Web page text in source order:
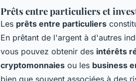
Prêts entre particuliers et
Les prêts entre particuliers
En prêtant de l'argent à d'autres
vous pouvez obtenir des intérêts
cryptomonnaies ou les business
bien que souvent associées à des